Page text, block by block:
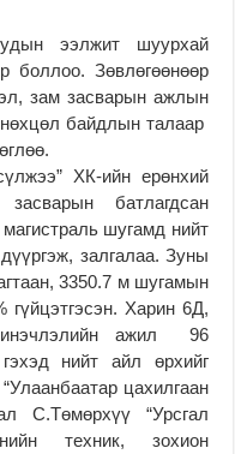
ээлжит шуурхай
боллоо. Зөвлөгөөнөөр
зам засварын ажлын
байдлын талаар
ХК-ийн ерөнхий
батлагдсан
шугамд нийт
залгалаа. Зуны
3350.7 м шугамын
гүйцэтгэсэн. Харин 6Д,
ажил 96
нийт айл өрхийг
цахилгаан
С.Төмөрхүү “Урсгал
техник, зохион